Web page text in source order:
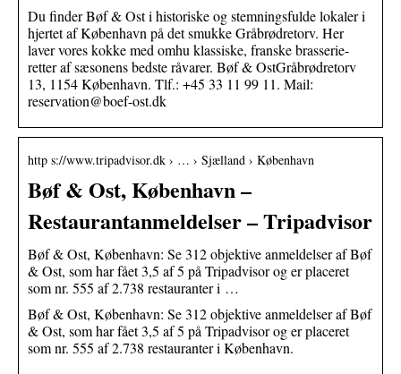
Du finder Bøf & Ost i historiske og stemningsfulde lokaler i
hjertet af København på det smukke Gråbrødretorv. Her
laver vores kokke med omhu klassiske, franske brasserie-
retter af sæsonens bedste råvarer. Bøf & OstGråbrødretorv
13, 1154 København. Tlf.: +45 33 11 99 11. Mail:
reservation@boef-ost.dk
http s://www.tripadvisor.dk › … › Sjælland › København
Bøf & Ost, København –
Restaurantanmeldelser – Tripadvisor
Bøf & Ost, København: Se 312 objektive anmeldelser af Bøf
& Ost, som har fået 3,5 af 5 på Tripadvisor og er placeret
som nr. 555 af 2.738 restauranter i …
Bøf & Ost, København: Se 312 objektive anmeldelser af Bøf
& Ost, som har fået 3,5 af 5 på Tripadvisor og er placeret
som nr. 555 af 2.738 restauranter i København.